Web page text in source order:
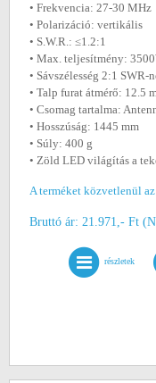
• Frekvencia: 27-30 MHz
• Polarizáció: vertikális
• S.W.R.: ≤1.2:1
• Max. teljesítmény:
• Sávszélesség 2:1
• Talp furat átmérő: 12.5
• Csomag tartalma:
• Hosszúság: 1445 mm
• Súly: 400 g
• Zöld LED világítás a
A terméket közvetlenül
Bruttó ár: 21.971,- Ft
részletek